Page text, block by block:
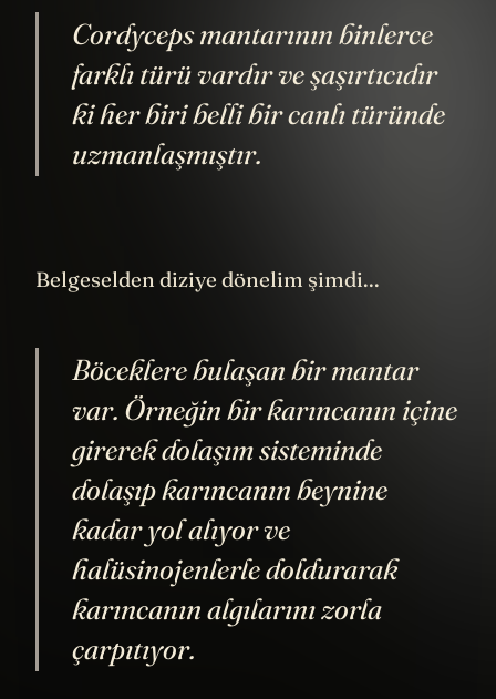
Cordyceps mantarının binlerce
farklı türü vardır ve şaşırtıcıdır
ki her biri belli bir canlı türünde
Böceklere bulaşan bir mantar
var. Örneğin bir karıncanın içine
girerek dolaşım sisteminde
dolaşıp karıncanın beynine
kadar yol alıyor ve
halüsinojenlerle doldurarak
karıncanın algılarını zorla